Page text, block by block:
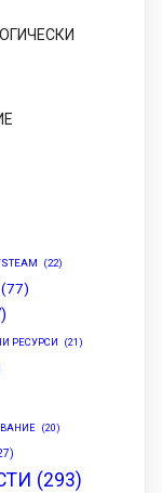
(22)
(77)
РЕСУРСИ (21)
(20)
(293)